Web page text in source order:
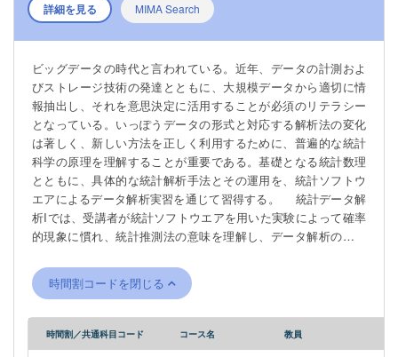
詳細を見る MIMA Search
ビッグデータの時代と言われている。近年、データの計測およ
びストレージ技術の発達とともに、大規模データから適切に情
報抽出し、それを意思決定に活用することが必須のリテラシー
となっている。いっぽうデータの形式と対応する解析法の変化
は著しく、新しい方法を正しく利用するために、普遍的な統計
科学の原理を理解することが重要である。基礎となる統計数理
とともに、具体的な統計解析手法とその運用を、統計ソフトウ
エアによるデータ解析実習を通じて習得する。 統計データ解
析Iでは、受講者が統計ソフトウエアを用いた実験によって確率
的現象に慣れ、統計推測法の意味を理解し、データ解析の方法
レーションによってランダムネスと極限定理を体験する。後で
必要になる確率分布を学び、基本的な記述統計量と標本分布に
検定法、および分散分析、回帰分析の方法を、データ処理を通
じて実習する。 It is said that we are in the era of Big Data. With
時間割コードを閉じる
時間割／共通科目コード コース名 教員